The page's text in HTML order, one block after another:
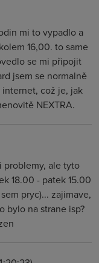
mi to vypadlo a
16,00. to same
se mi připojit
jsem se normalně
což je, jak
NEXTRA.
problemy, ale tyto
18.00 - patek 15.00
pryc)... zajimave,
bylo na strane isp?